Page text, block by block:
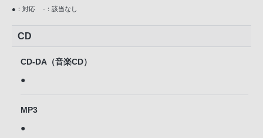
●：対応 -：該当なし
CD
CD-DA（音楽CD）
●
MP3
●